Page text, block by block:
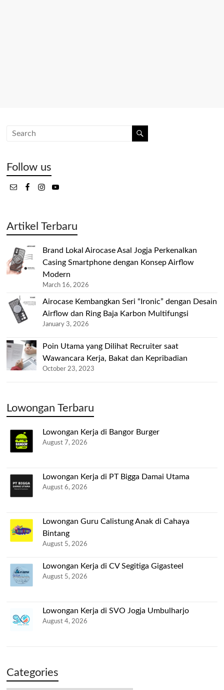
Follow us
Artikel Terbaru
Brand Lokal Airocase Asal Jogja Perkenalkan
Casing Smartphone dengan Konsep Airflow
Modern
March 16, 2026
Airocase Kembangkan Seri “Ironic” dengan Desain
Airflow dan Ring Baja Karbon Multifungsi
January 3, 2026
Poin Utama yang Dilihat Recruiter saat
Wawancara Kerja, Bakat dan Kepribadian
October 23, 2023
Lowongan Terbaru
Lowongan Kerja di Bangor Burger
August 7, 2026
Lowongan Kerja di PT Bigga Damai Utama
August 6, 2026
Lowongan Guru Calistung Anak di Cahaya
Bintang
August 5, 2026
Lowongan Kerja di CV Segitiga Gigasteel
August 5, 2026
Lowongan Kerja di SVO Jogja Umbulharjo
August 4, 2026
Categories